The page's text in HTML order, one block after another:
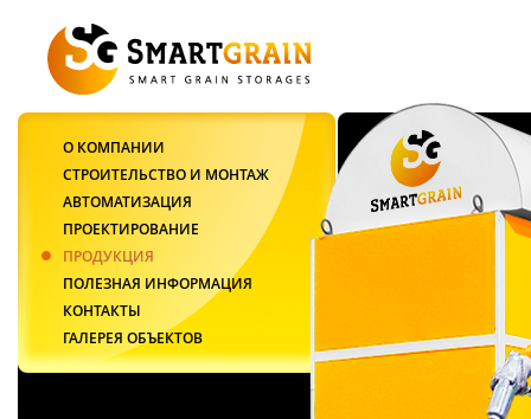
О КОМПАНИИ
СТРОИТЕЛЬСТВО И МОНТАЖ
АВТОМАТИЗАЦИЯ
ПРОЕКТИРОВАНИЕ
ПРОДУКЦИЯ
ПОЛЕЗНАЯ ИНФОРМАЦИЯ
КОНТАКТЫ
ГАЛЕРЕЯ ОБЪЕКТОВ